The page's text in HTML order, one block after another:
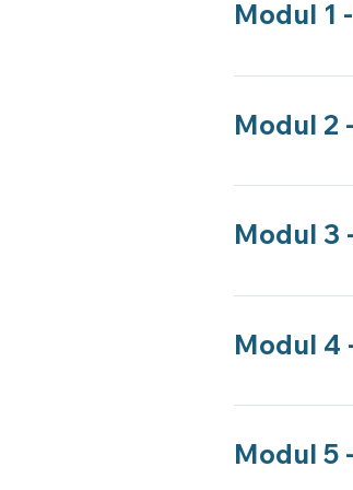
Modul 1
Einführung in
Modul 2
In diesem
Modul 3
Was können
Modul 4
Rolle der
Modul 5